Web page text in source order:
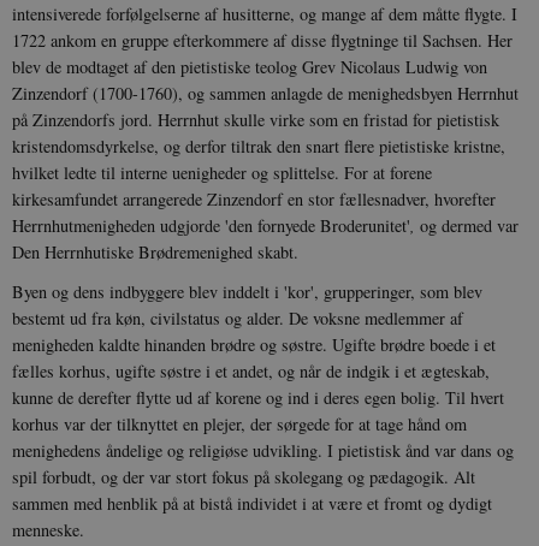
intensiverede forfølgelserne af husitterne, og mange af dem måtte flygte. I
1722 ankom en gruppe efterkommere af disse flygtninge til Sachsen. Her
blev de modtaget af den pietistiske teolog Grev Nicolaus Ludwig von
Zinzendorf (1700-1760), og sammen anlagde de menighedsbyen Herrnhut
på Zinzendorfs jord. Herrnhut skulle virke som en fristad for pietistisk
kristendomsdyrkelse, og derfor tiltrak den snart flere pietistiske kristne,
hvilket ledte til interne uenigheder og splittelse. For at forene
kirkesamfundet arrangerede Zinzendorf en stor fællesnadver, hvorefter
Herrnhutmenigheden udgjorde 'den fornyede Broderunitet', og dermed var
Den Herrnhutiske Brødremenighed skabt.
Byen og dens indbyggere blev inddelt i 'kor', grupperinger, som blev
bestemt ud fra køn, civilstatus og alder. De voksne medlemmer af
menigheden kaldte hinanden brødre og søstre. Ugifte brødre boede i et
fælles korhus, ugifte søstre i et andet, og når de indgik i et ægteskab,
kunne de derefter flytte ud af korene og ind i deres egen bolig. Til hvert
korhus var der tilknyttet en plejer, der sørgede for at tage hånd om
menighedens åndelige og religiøse udvikling. I pietistisk ånd var dans og
spil forbudt, og der var stort fokus på skolegang og pædagogik. Alt
sammen med henblik på at bistå individet i at være et fromt og dydigt
menneske.